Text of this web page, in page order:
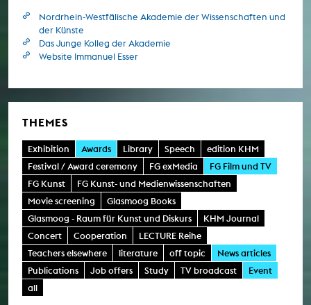
Nordrhein-Westfälische Akademie der Wissenschaften und
der Künste
Das Junge Kolleg der Akademie
Website Immanuel Esser
THEMES
Exhibition Awards Library Speech
edition KHM
Festival / Award ceremony
FG exMedia
FG Film und TV
FG Kunst
FG Kunst- und Medienwissenschaften
Movie screening
Glasmoog Books
Glasmoog - Raum für Kunst und Diskurs
KHM Journal
Concert
Cooperation
LECTURE Reihe
Teachers elsewhere
literature off topic
News articles
Publications
Job offers Study TV broadcast
Event
all